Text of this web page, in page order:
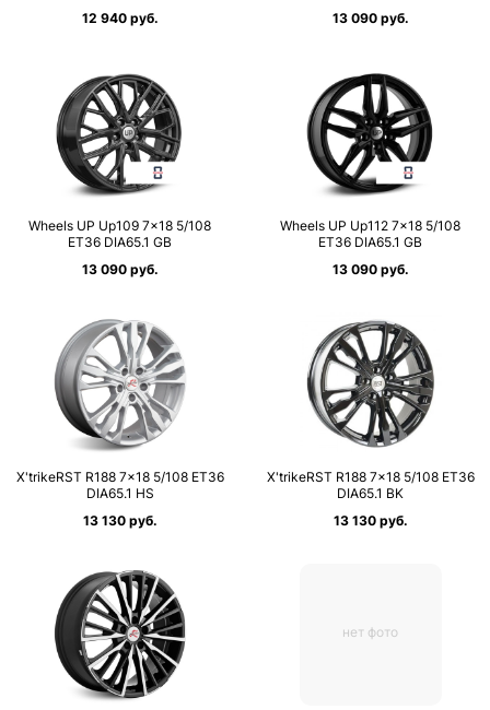
12 940 руб.
13 090 руб.
Wheels UP Up109 7×18 5/108
ET36 DIA65.1 GB
13 090 руб.
Wheels UP Up112 7×18 5/108
ET36 DIA65.1 GB
13 090 руб.
X'trikeRST R188 7×18 5/108 ET36
DIA65.1 HS
13 130 руб.
X'trikeRST R188 7×18 5/108 ET36
DIA65.1 BK
13 130 руб.
нет фото